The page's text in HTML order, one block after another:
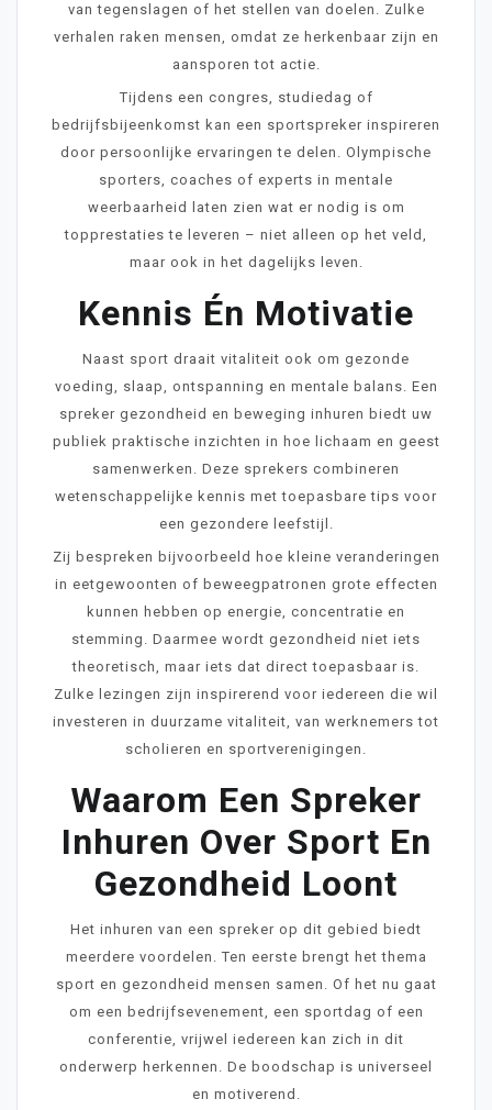
van tegenslagen of het stellen van doelen. Zulke
verhalen raken mensen, omdat ze herkenbaar zijn en
aansporen tot actie.
Tijdens een congres, studiedag of
bedrijfsbijeenkomst kan een sportspreker inspireren
door persoonlijke ervaringen te delen. Olympische
sporters, coaches of experts in mentale
weerbaarheid laten zien wat er nodig is om
topprestaties te leveren – niet alleen op het veld,
maar ook in het dagelijks leven.
Kennis Én Motivatie
Naast sport draait vitaliteit ook om gezonde
voeding, slaap, ontspanning en mentale balans. Een
spreker gezondheid en beweging inhuren biedt uw
publiek praktische inzichten in hoe lichaam en geest
samenwerken. Deze sprekers combineren
wetenschappelijke kennis met toepasbare tips voor
een gezondere leefstijl.
Zij bespreken bijvoorbeeld hoe kleine veranderingen
in eetgewoonten of beweegpatronen grote effecten
kunnen hebben op energie, concentratie en
stemming. Daarmee wordt gezondheid niet iets
theoretisch, maar iets dat direct toepasbaar is.
Zulke lezingen zijn inspirerend voor iedereen die wil
investeren in duurzame vitaliteit, van werknemers tot
scholieren en sportverenigingen.
Waarom Een Spreker
Inhuren Over Sport En
Gezondheid Loont
Het inhuren van een spreker op dit gebied biedt
meerdere voordelen. Ten eerste brengt het thema
sport en gezondheid mensen samen. Of het nu gaat
om een bedrijfsevenement, een sportdag of een
conferentie, vrijwel iedereen kan zich in dit
onderwerp herkennen. De boodschap is universeel
en motiverend.